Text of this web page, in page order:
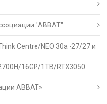
"АВВАТ"
Centre/NEO 30a -27/27 и
16GP/1TB/RTX3050
АВВАТ»